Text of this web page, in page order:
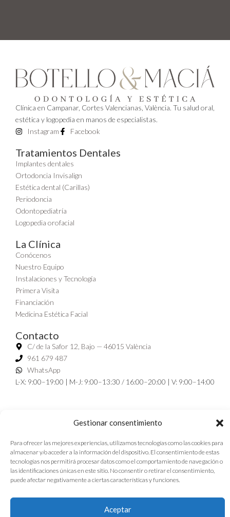
Gestionar consentimiento
Para ofrecer las mejores experiencias, utilizamos tecnologías como las cookies para
almacenar y/o acceder a la información del dispositivo. El consentimiento de estas
tecnologías nos permitirá procesar datos como el comportamiento de navegación o
las identificaciones únicas en este sitio. No consentir o retirar el consentimiento,
puede afectar negativamente a ciertas características y funciones.
Aceptar
Clínica en Campanar, Cortes Valencianas, València. Tu salud oral,
estética y logopedia en manos de especialistas.
Instagram
Facebook
Tratamientos Dentales
Implantes dentales
Ortodoncia Invisalign
Estética dental (Carillas)
Periodoncia
Odontopediatría
Logopedia orofacial
La Clínica
Conócenos
Nuestro Equipo
Instalaciones y Tecnología
Primera Visita
Financiación
Medicina Estética Facial
Contacto
C/ de la Safor 12, Bajo — 46015 València
961 679 487
WhatsApp
L-X: 9:00–19:00 | M-J: 9:00–13:30 / 16:00–20:00 | V: 9:00–14:00
Clínica dental Cortes Valencianas|Dentista cerca de Benicalap|
Dentista Beniferri|Dentista en Campanar Valencia